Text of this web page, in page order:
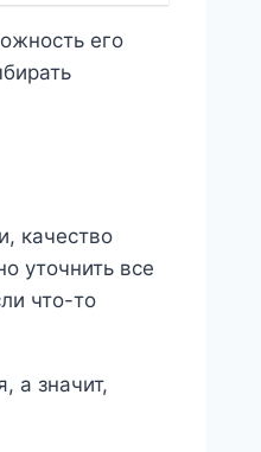
его
качество
уточнить все
что-то
а значит,